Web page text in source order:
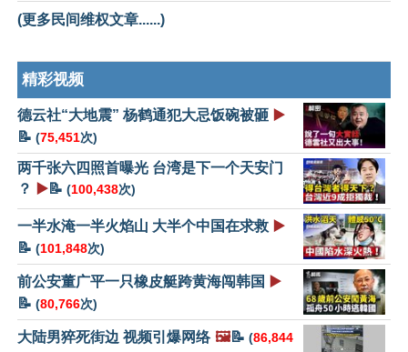
(更多民间维权文章......)
精彩视频
德云社“大地震” 杨鹤通犯大忌饭碗被砸 ▶️
📝 (75,451次)
两千张六四照首曝光 台湾是下一个天安门
？
▶️📝 (100,438次)
一半水淹一半火焰山 大半个中国在求救 ▶️
📝 (101,848次)
前公安董广平一只橡皮艇跨黄海闯韩国 ▶️
📝 (80,766次)
大陆男猝死街边 视频引爆网络 🖼️📝 (86,844